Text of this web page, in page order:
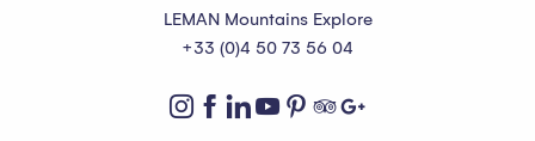
LEMAN Mountains Explore
+33 (0)4 50 73 56 04